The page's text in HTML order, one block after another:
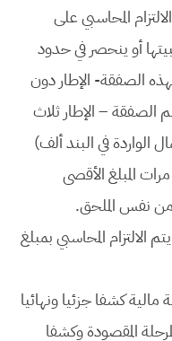
المحاسبي على
أو ينحصر في حدود
لهذه الصفقة- الإطار دون
الصفقة – الإطار ثلاث
الواردة في البند ألف)
2 المقرر أعلاه، وخمس (5) مرات المبلغ الأقصى
من نفس الملحق.
المحاسبي بمبلغ
كشفا جزئيا ونهائيا
المقصودة وكشفا